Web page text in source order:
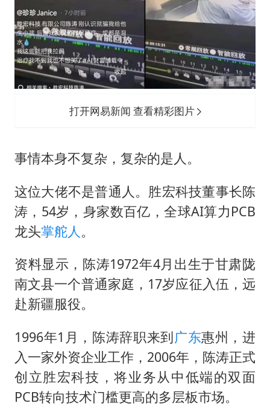
打开网易新闻 查看精彩图片
事情本身不复杂，复杂的是人。
这位大佬不是普通人。胜宏科技董事长陈
涛，54岁，身家数百亿，全球AI算力PCB
龙头掌舵人。
资料显示，陈涛1972年4月出生于甘肃陇
南文县一个普通家庭，17岁应征入伍，远
赴新疆服役。
1996年1月，陈涛辞职来到广东惠州，进
入一家外资企业工作，2006年，陈涛正式
创立胜宏科技，将业务从中低端的双面
PCB转向技术门槛更高的多层板市场。